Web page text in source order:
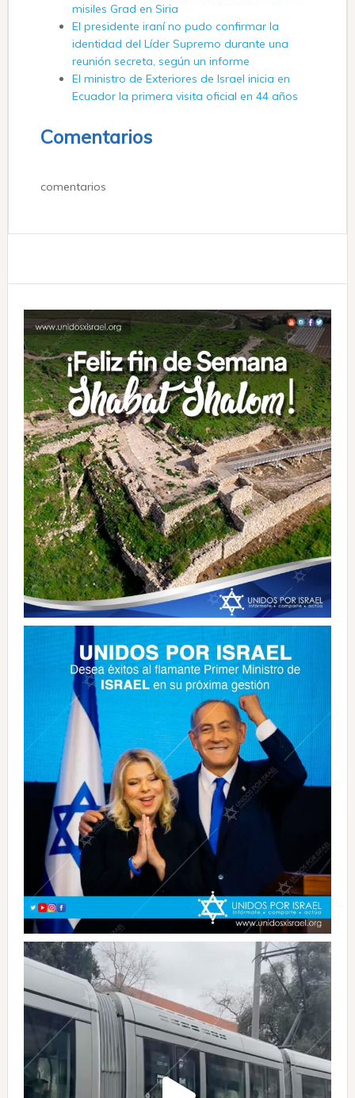
misiles Grad en Siria
El presidente iraní no pudo confirmar la
identidad del Líder Supremo durante una
reunión secreta, según un informe
El ministro de Exteriores de Israel inicia en
Ecuador la primera visita oficial en 44 años
Comentarios
comentarios